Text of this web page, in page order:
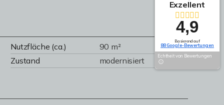
Nutzfläche (ca.)
90 m²
Zustand modernisiert
Exzellent
4,9
Basierend auf
88 Google-Bewertungen
Echtheit von Bewertungen